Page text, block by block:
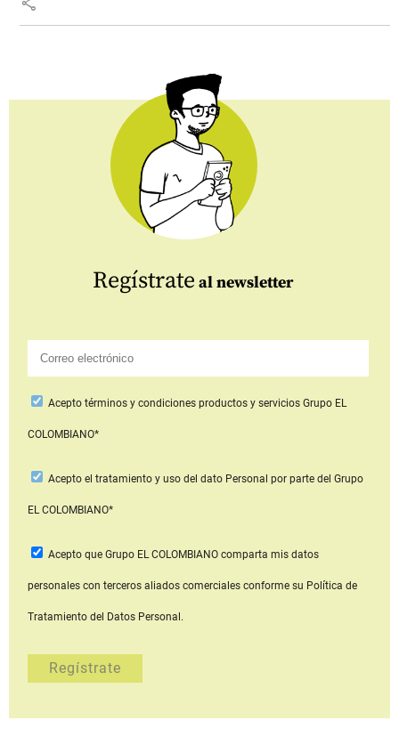
Regístrate al newsletter
Aceptotérminos y condiciones productos y serviciosGrupo EL
COLOMBIANO*
Acepto el tratamiento y uso del dato Personal por parte del Grupo
EL COLOMBIANO*
Acepto que Grupo EL COLOMBIANOcomparta mis datos
personales con terceros aliados comerciales conforme su Política de
Tratamiento del Datos Personal.